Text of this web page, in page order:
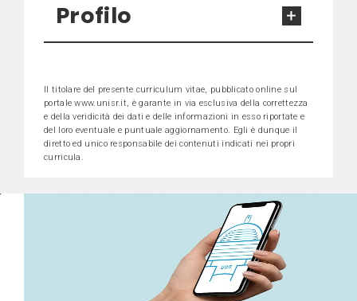
Profilo
Il titolare del presente curriculum vitae, pubblicato online sul
portale www.unisr.it, è garante in via esclusiva della correttezza
e della veridicità dei dati e delle informazioni in esso riportate e
del loro eventuale e puntuale aggiornamento. Egli è dunque il
diretto ed unico responsabile dei contenuti indicati nei propri
curricula.